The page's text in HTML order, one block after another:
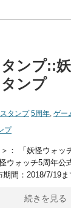
ンプ::
ンプ
タンプ 5周年, ゲー
プ
： 「妖怪ウォッ
ウォッチ5周年公
間：2018/7/19
続きを見る